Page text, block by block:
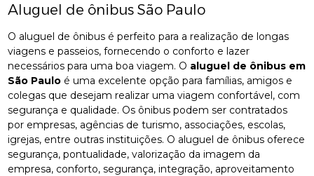
Aluguel de ônibus São Paulo
O aluguel de ônibus é perfeito para a realização de longas
viagens e passeios, fornecendo o conforto e lazer
necessários para uma boa viagem. O aluguel de ônibus em
São Paulo é uma excelente opção para famílias, amigos e
colegas que desejam realizar uma viagem confortável, com
segurança e qualidade. Os ônibus podem ser contratados
por empresas, agências de turismo, associações, escolas,
igrejas, entre outras instituições. O aluguel de ônibus oferece
segurança, pontualidade, valorização da imagem da
empresa, conforto, segurança, integração, aproveitamento